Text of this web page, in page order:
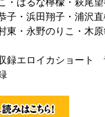
子・浜田翔子・浦沢
東・永野のりこ・木
録エロイカショート